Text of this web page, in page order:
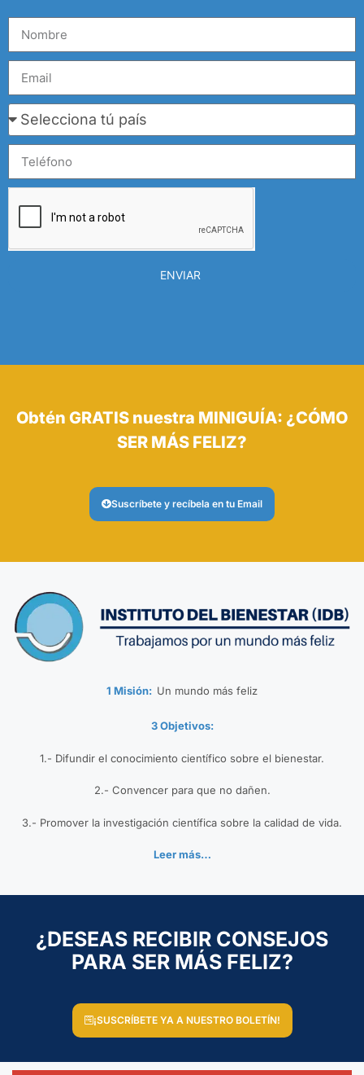
ENVIAR
Obtén GRATIS nuestra MINIGUÍA: ¿CÓMO
SER MÁS FELIZ?
Suscríbete y recíbela en tu Email
1 Misión: Un mundo más feliz
3 Objetivos:
1.- Difundir el conocimiento científico sobre el bienestar.
2.- Convencer para que no dañen.
3.- Promover la investigación científica sobre la calidad de vida.
Leer más…
¿DESEAS RECIBIR CONSEJOS
PARA SER MÁS FELIZ?
¡SUSCRÍBETE YA A NUESTRO BOLETÍN!